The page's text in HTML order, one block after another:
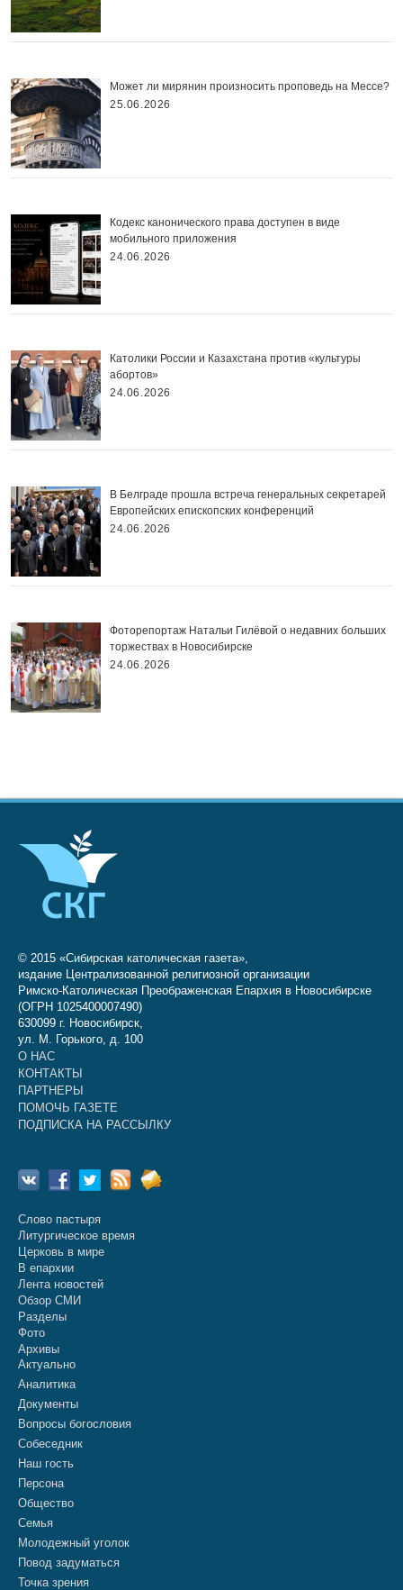
Может ли мирянин произносить проповедь на Мессе?
25.06.2026
Кодекс канонического права доступен в виде
мобильного приложения
24.06.2026
Католики России и Казахстана против «культуры
абортов»
24.06.2026
В Белграде прошла встреча генеральных секретарей
Европейских епископских конференций
24.06.2026
Фоторепортаж Натальи Гилёвой о недавних больших
торжествах в Новосибирске
24.06.2026
© 2015 «Сибирская католическая газета»,
издание Централизованной религиозной организации
Римско-Католическая Преображенская Епархия в Новосибирске
(ОГРН 1025400007490)
630099 г. Новосибирск,
ул. М. Горького, д. 100
О НАС
КОНТАКТЫ
ПАРТНЕРЫ
ПОМОЧЬ ГАЗЕТЕ
ПОДПИСКА НА РАССЫЛКУ
Слово пастыря
Литургическое время
Церковь в мире
В епархии
Лента новостей
Обзор СМИ
Разделы
Фото
Архивы
Актуально
Аналитика
Документы
Вопросы богословия
Собеседник
Наш гость
Персона
Общество
Семья
Молодежный уголок
Повод задуматься
Точка зрения